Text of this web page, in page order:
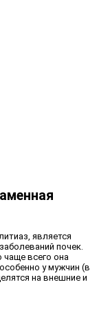
является
почек.
всего она
у мужчин (в
на внешние и